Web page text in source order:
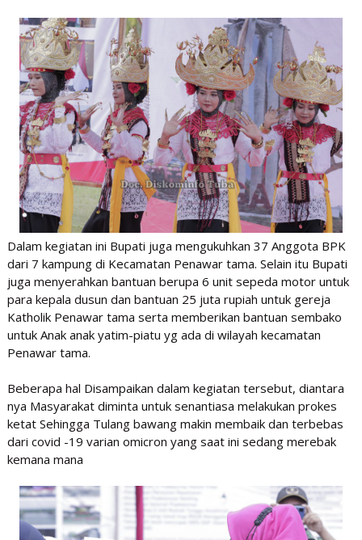
Dalam kegiatan ini Bupati juga mengukuhkan 37 Anggota BPK
dari 7 kampung di Kecamatan Penawar tama. Selain itu Bupati
juga menyerahkan bantuan berupa 6 unit sepeda motor untuk
para kepala dusun dan bantuan 25 juta rupiah untuk gereja
Katholik Penawar tama serta memberikan bantuan sembako
untuk Anak anak yatim-piatu yg ada di wilayah kecamatan
Penawar tama.
Beberapa hal Disampaikan dalam kegiatan tersebut, diantara
nya Masyarakat diminta untuk senantiasa melakukan prokes
ketat Sehingga Tulang bawang makin membaik dan terbebas
dari covid -19 varian omicron yang saat ini sedang merebak
kemana mana